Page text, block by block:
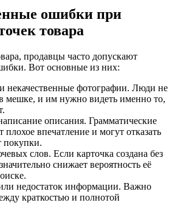
ошибки при
товара
продавцы часто допускают
Вот основные из них:
некачественные фотографии. Люди не
мешке, и им нужно видеть именно то,
описания. Грамматические
впечатление и могут отказать
покупки.
слов. Если карточка создана без
снижает вероятность её
недостаток информации. Важно
краткостью и полнотой